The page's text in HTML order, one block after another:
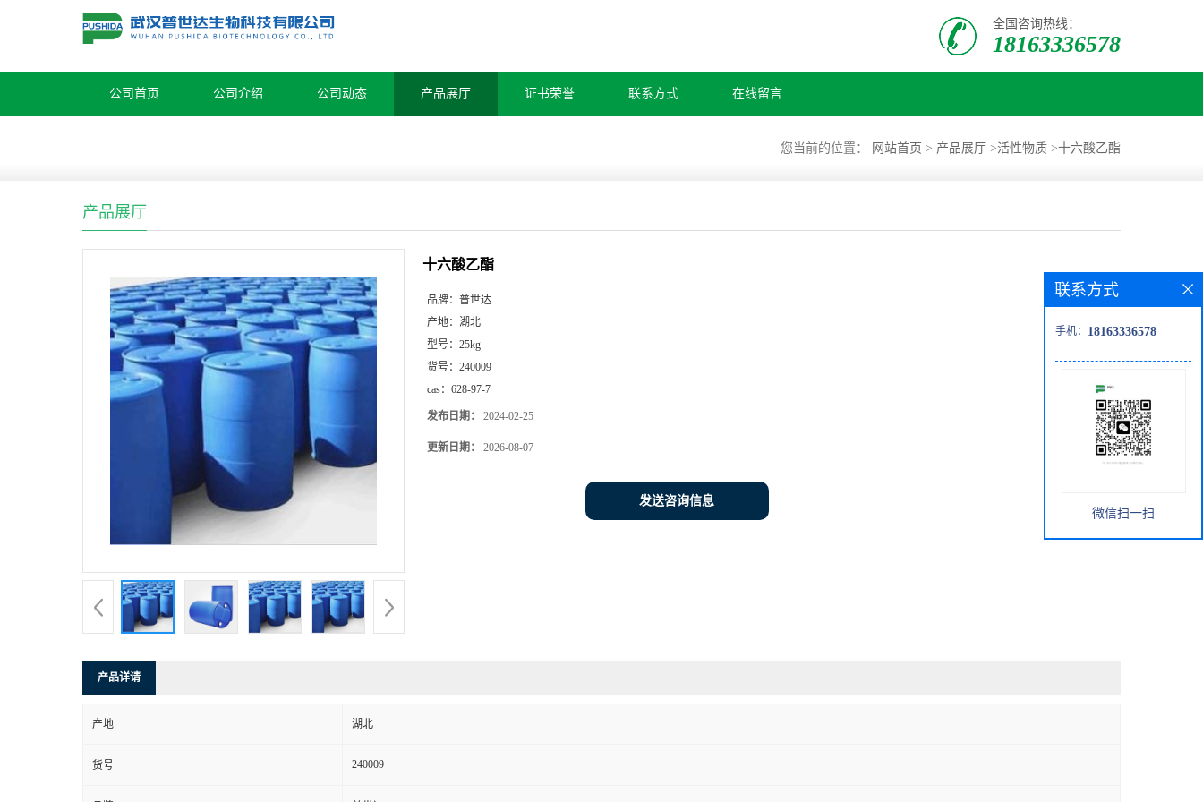
全国咨询热线：
18163336578
公司首页 公司介绍 公司动态 产品展厅 证书荣誉 联系方式 在线留言
您当前的位置： 网站首页 > 产品展厅 >活性物质 >十六酸乙酯
产品展厅
十六酸乙酯
品牌： 普世达
产地： 湖北
型号： 25kg
货号： 240009
cas： 628-97-7
发布日期： 2024-02-25
更新日期： 2026-08-07
发送咨询信息
产品详请
产地 湖北
货号 240009
联系方式
手机： 18163336578
微信扫一扫